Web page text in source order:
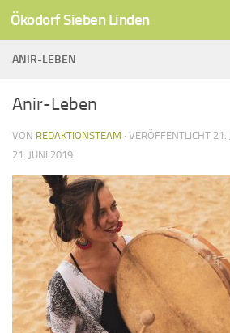
Unter dem Inhalt
Ökodorf Sieben Linden
ANIR-LEBEN
Anir-Leben
VON REDAKTIONSTEAM · VERÖFFENTLICHT 21.
21. JUNI 2019